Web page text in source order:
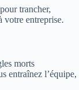
trancher,
votre entreprise.
morts
entraînez l’équipe,